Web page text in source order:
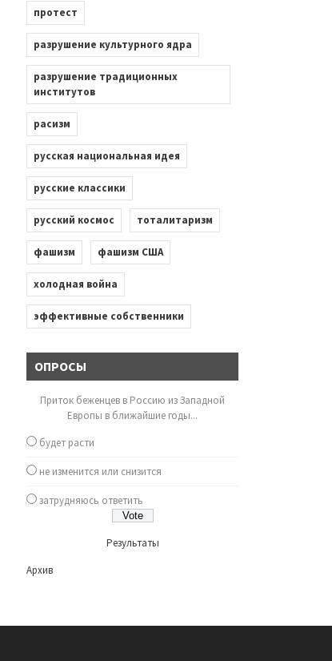
протест
разрушение культурного ядра
разрушение традиционных
институтов
расизм
русская национальная идея
русские классики
русский космос тоталитаризм
фашизм фашизм США
холодная война
эффективные собственники
ОПРОСЫ
Приток беженцев в Россию из Западной
Европы в ближайшие годы...
будет расти
не изменится или снизится
затрудняюсь ответить
Результаты
Архив